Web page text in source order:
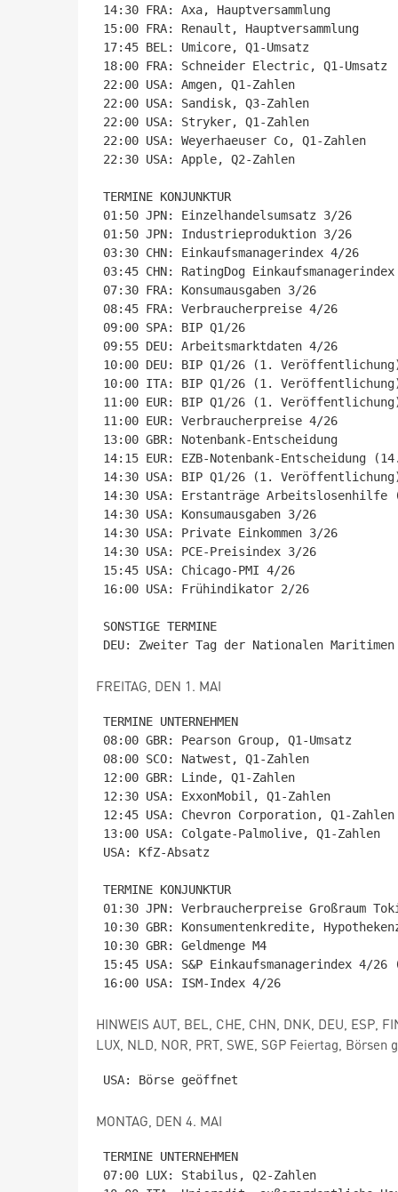
14:30 FRA: Axa, Hauptversammlung
15:00 FRA: Renault, Hauptversammlung
17:45 BEL: Umicore, Q1-Umsatz
18:00 FRA: Schneider Electric, Q1-Umsatz
22:00 USA: Amgen, Q1-Zahlen
22:00 USA: Sandisk, Q3-Zahlen
22:00 USA: Stryker, Q1-Zahlen
22:00 USA: Weyerhaeuser Co, Q1-Zahlen
22:30 USA: Apple, Q2-Zahlen
TERMINE KONJUNKTUR
01:50 JPN: Einzelhandelsumsatz 3/26
01:50 JPN: Industrieproduktion 3/26
03:30 CHN: Einkaufsmanagerindex 4/26
03:45 CHN: RatingDog
07:30 FRA: Konsumausgaben 3/26
08:45 FRA: Verbraucherpreise 4/26
09:00 SPA: BIP Q1/26
09:55 DEU: Arbeitsmarktdaten 4/26
10:00 DEU: BIP Q1/26 (1.
10:00 ITA: BIP Q1/26 (1.
11:00 EUR: BIP Q1/26 (1.
11:00 EUR: Verbraucherpreise 4/26
13:00 GBR: Notenbank-Entscheidung
14:15 EUR: EZB-Notenbank-Entscheidung
14:30 USA: BIP Q1/26 (1.
14:30 USA: Erstanträge Arbeitslosenhilfe
14:30 USA: Konsumausgaben 3/26
14:30 USA: Private Einkommen 3/26
14:30 USA: PCE-Preisindex 3/26
15:45 USA: Chicago-PMI 4/26
16:00 USA: Frühindikator 2/26
SONSTIGE TERMINE
FREITAG, DEN 1. MAI
TERMINE UNTERNEHMEN
08:00 GBR: Pearson Group, Q1-Umsatz
08:00 SCO: Natwest, Q1-Zahlen
12:00 GBR: Linde, Q1-Zahlen
12:30 USA: ExxonMobil, Q1-Zahlen
12:45 USA: Chevron Corporation, Q1-Zahlen
13:00 USA: Colgate-Palmolive, Q1-Zahlen
USA: KfZ-Absatz
TERMINE KONJUNKTUR
01:30 JPN: Verbraucherpreise Großraum
10:30 GBR: Konsumentenkredite,
10:30 GBR: Geldmenge M4
15:45 USA: S&P Einkaufsmanagerindex 4/
HINWEIS AUT, BEL, CHE, CHN, DNK, DEU, ESP,
LUX, NLD, NOR, PRT, SWE, SGP Feiertag, Börsen
MONTAG, DEN 4. MAI
TERMINE UNTERNEHMEN
07:00 LUX: Stabilus, Q2-Zahlen